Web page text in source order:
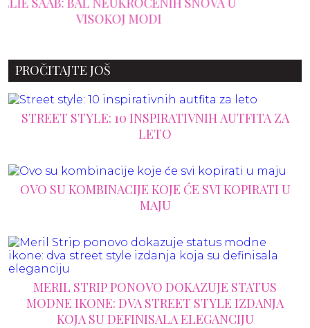
PROČITAJTE JOŠ
STREET STYLE: 10 INSPIRATIVNIH AUTFITA ZA
LETO
OVO SU KOMBINACIJE KOJE ĆE SVI KOPIRATI U
MAJU
MERIL STRIP PONOVO DOKAZUJE STATUS
MODNE IKONE: DVA STREET STYLE IZDANJA
KOJA SU DEFINISALA ELEGANCIJU